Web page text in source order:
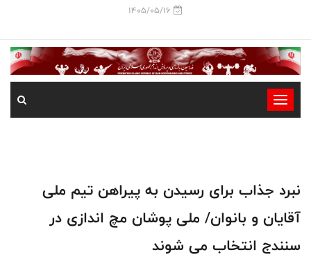
1405/05/16
-
-
نبرد جذاب برای رسیدن به پیراهن تیم ملی
آقایان و بانوان/ ملی پوشان مچ اندازی در
سنندج انتخاب می شوند